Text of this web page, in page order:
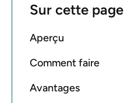
Sur cette page
Aperçu
Comment faire
Avantages